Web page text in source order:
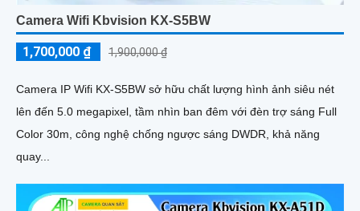
Camera Wifi Kbvision KX-S5BW
1,700,000 ₫ 1,900,000 ₫
Camera IP Wifi KX-S5BW sở hữu chất lượng hình ảnh siêu nét
lên đến 5.0 megapixel, tầm nhìn ban đêm với đèn trợ sáng Full
Color 30m, công nghệ chống ngược sáng DWDR, khả năng
quay...